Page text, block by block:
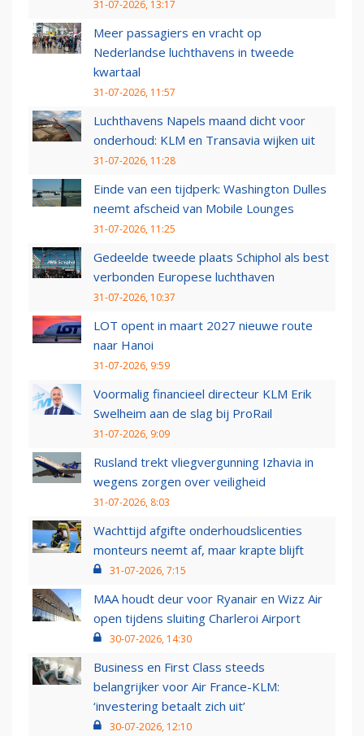
31-07-2026, 13:17
Meer passagiers en vracht op
Nederlandse luchthavens in tweede
kwartaal
31-07-2026, 11:57
Luchthavens Napels maand dicht voor
onderhoud: KLM en Transavia wijken uit
31-07-2026, 11:28
Einde van een tijdperk: Washington Dulles
neemt afscheid van Mobile Lounges
31-07-2026, 11:25
Gedeelde tweede plaats Schiphol als best
verbonden Europese luchthaven
31-07-2026, 10:37
LOT opent in maart 2027 nieuwe route
naar Hanoi
31-07-2026, 9:59
Voormalig financieel directeur KLM Erik
Swelheim aan de slag bij ProRail
31-07-2026, 9:09
Rusland trekt vliegvergunning Izhavia in
wegens zorgen over veiligheid
31-07-2026, 8:03
Wachttijd afgifte onderhoudslicenties
monteurs neemt af, maar krapte blijft
31-07-2026, 7:15
MAA houdt deur voor Ryanair en Wizz Air
open tijdens sluiting Charleroi Airport
30-07-2026, 14:30
Business en First Class steeds
belangrijker voor Air France-KLM:
‘investering betaalt zich uit’
30-07-2026, 12:10